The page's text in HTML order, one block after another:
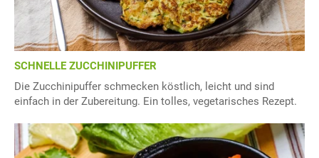
SCHNELLE ZUCCHINIPUFFER
Die Zucchinipuffer schmecken köstlich, leicht und sind
einfach in der Zubereitung. Ein tolles, vegetarisches Rezept.